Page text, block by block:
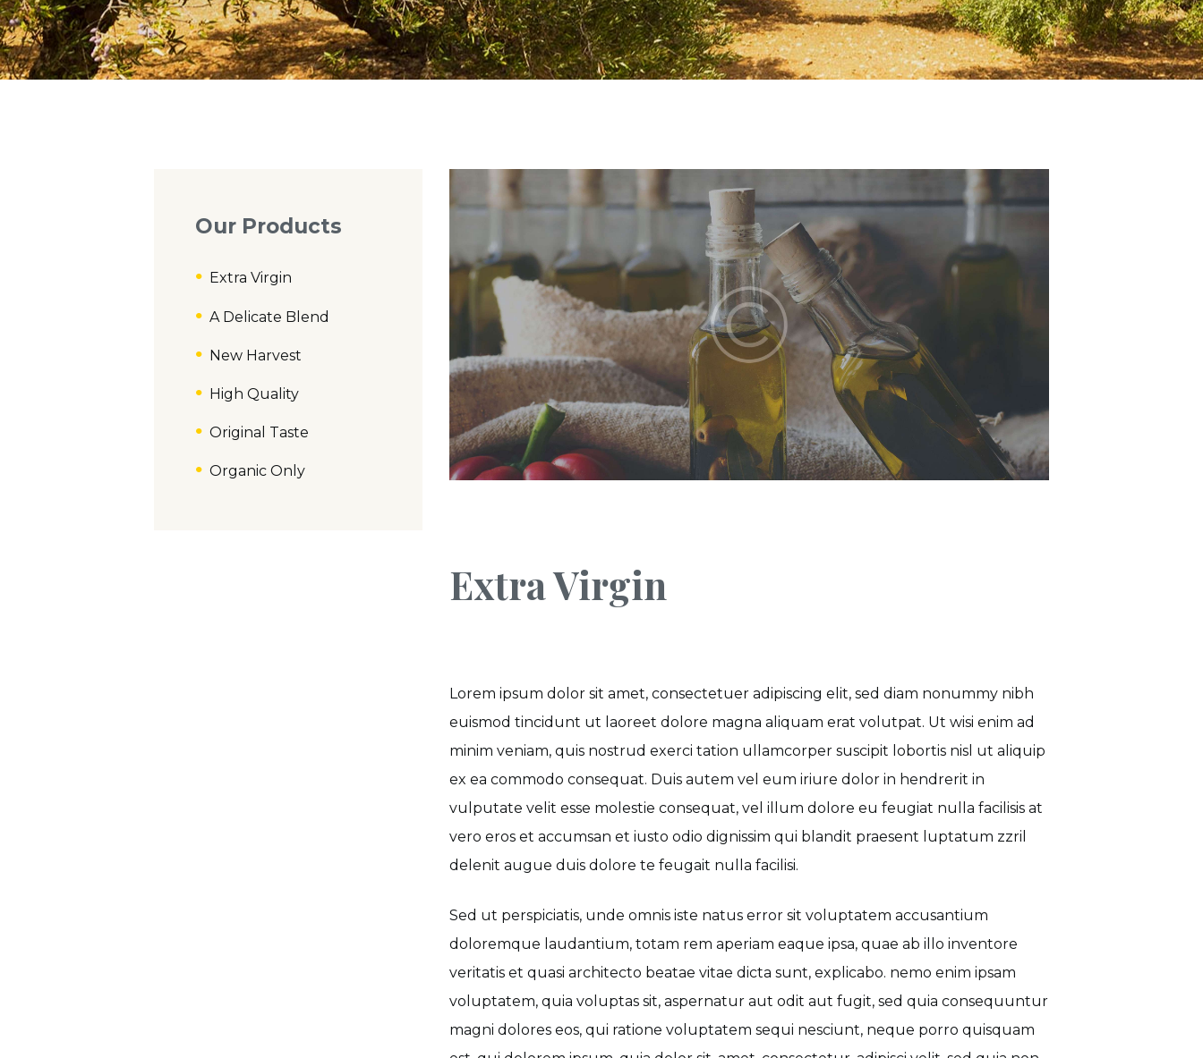
Extra Virgin
Lorem ipsum dolor sit amet, consectetuer adipiscing elit, sed diam nonummy nibh
euismod tincidunt ut laoreet dolore magna aliquam erat volutpat. Ut wisi enim ad
minim veniam, quis nostrud exerci tation ullamcorper suscipit lobortis nisl ut aliquip
ex ea commodo consequat. Duis autem vel eum iriure dolor in hendrerit in
vulputate velit esse molestie consequat, vel illum dolore eu feugiat nulla facilisis at
vero eros et accumsan et iusto odio dignissim qui blandit praesent luptatum zzril
delenit augue duis dolore te feugait nulla facilisi.
Sed ut perspiciatis, unde omnis iste natus error sit voluptatem accusantium
doloremque laudantium, totam rem aperiam eaque ipsa, quae ab illo inventore
veritatis et quasi architecto beatae vitae dicta sunt, explicabo. nemo enim ipsam
voluptatem, quia voluptas sit, aspernatur aut odit aut fugit, sed quia consequuntur
magni dolores eos, qui ratione voluptatem sequi nesciunt, neque porro quisquam
Our Products
Extra Virgin
A Delicate Blend
New Harvest
High Quality
Original Taste
Organic Only